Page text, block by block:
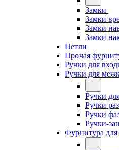
Замки
Замки
Замки
Замки
Петли
Прочая
Ручки для
Ручки для
Ручки
Ручки
Ручки
Ручки-
Фурнитура для